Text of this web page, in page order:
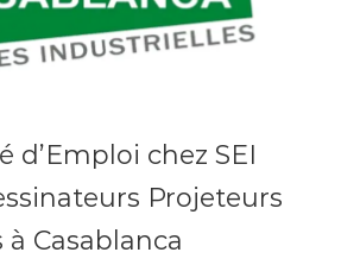
d’Emploi chez SEI
Projeteurs
à Casablanca